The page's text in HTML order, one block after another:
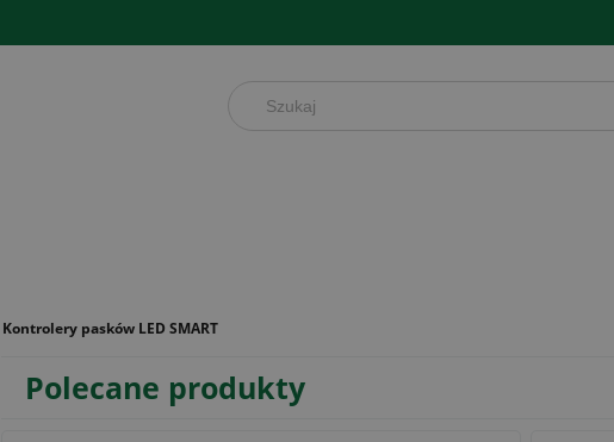
Kontrolery pasków LED SMART
Polecane produkty